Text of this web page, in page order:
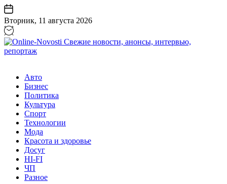
Перейти
к
содержанию
Вторник, 11 августа 2026
Свежие
новости,
анонсы,
интервью,
репортаж
Авто
Бизнес
Политика
Культура
Спорт
Технологии
Мода
Красота и здоровье
Досуг
HI-FI
ЧП
Разное